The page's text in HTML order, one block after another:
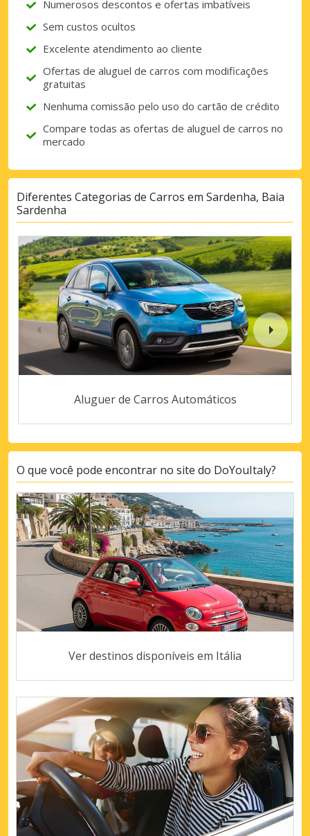
Numerosos descontos e ofertas imbatíveis
Sem custos ocultos
Excelente atendimento ao cliente
Ofertas de aluguel de carros com modificações
gratuitas
Nenhuma comissão pelo uso do cartão de crédito
Compare todas as ofertas de aluguel de carros no
mercado
Diferentes Categorias de Carros em Sardenha, Baia
Sardenha
Aluguer de Carros Automáticos
O que você pode encontrar no site do DoYouItaly?
Ver destinos disponíveis em Itália